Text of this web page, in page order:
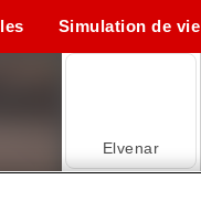
Simulation de vie
Elvenar